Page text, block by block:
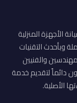
الأجهزة المنزلية
وبأحدث التقنيات
والفنيين
دائماً لتقديم خدمة
الأصلية.